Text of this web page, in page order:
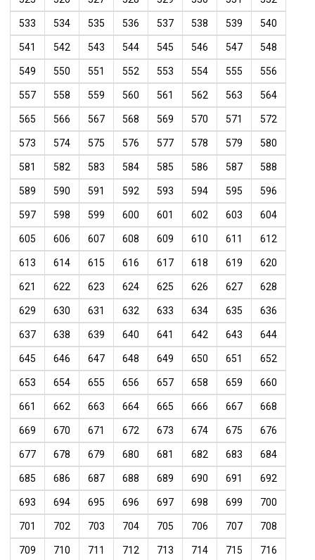
533 534 535 536 537 538 539 540
541 542 543 544 545 546 547 548
549 550 551 552 553 554 555 556
557 558 559 560 561 562 563 564
565 566 567 568 569 570 571 572
573 574 575 576 577 578 579 580
581 582 583 584 585 586 587 588
589 590 591 592 593 594 595 596
597 598 599 600 601 602 603 604
605 606 607 608 609 610 611 612
613 614 615 616 617 618 619 620
621 622 623 624 625 626 627 628
629 630 631 632 633 634 635 636
637 638 639 640 641 642 643 644
645 646 647 648 649 650 651 652
653 654 655 656 657 658 659 660
661 662 663 664 665 666 667 668
669 670 671 672 673 674 675 676
677 678 679 680 681 682 683 684
685 686 687 688 689 690 691 692
693 694 695 696 697 698 699 700
701 702 703 704 705 706 707 708
709 710 711 712 713 714 715 716